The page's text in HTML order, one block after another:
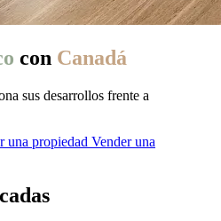
con Canadá
sus desarrollos frente a
una propiedad Vender una